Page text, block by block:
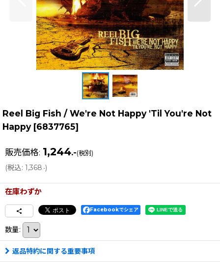
Reel Big Fish / We're Not Happy 'Til You're Not
Happy [6837765]
販売価格: 1,244.-(税別)
(税込: 1,368.-)
在庫わずか
Facebookでシェア
数量:
返品特約に関する重要事項